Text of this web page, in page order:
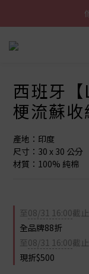
加
西班牙
梗流蘇
產地：印度
尺寸：30 x 30 公分
材質：100% 純棉
至08/31 16:00截止
全品牌88折
至08/31 16:00截止
現折$500